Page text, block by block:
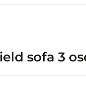
sofa 3